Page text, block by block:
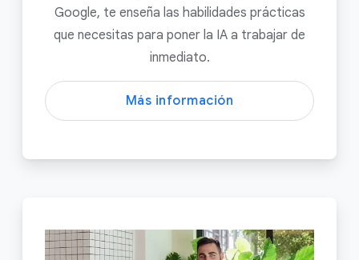
Google, te enseña las habilidades prácticas
que necesitas para poner la IA a trabajar de
inmediato.
Más información